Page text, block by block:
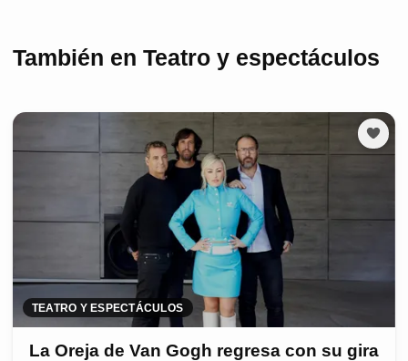
También en Teatro y espectáculos
TEATRO Y ESPECTÁCULOS
La Oreja de Van Gogh regresa con su gira